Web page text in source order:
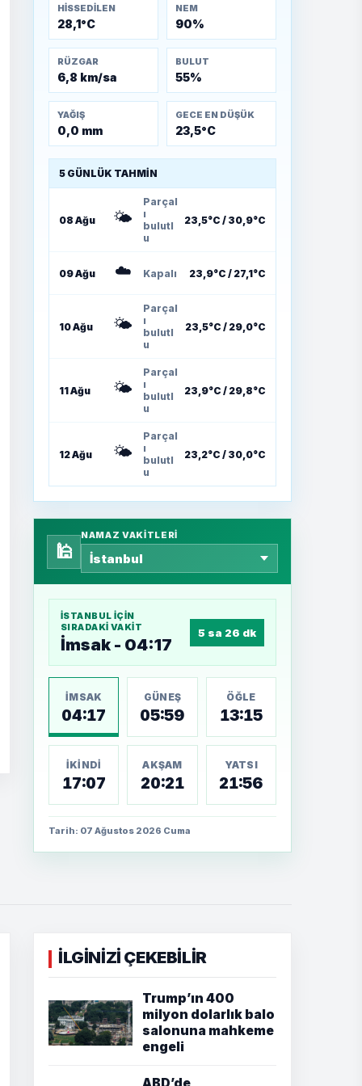
HISSEDILEN
28,1°C
NEM
90%
RÜZGAR
6,8 km/sa
BULUT
55%
YAĞIŞ
0,0 mm
GECE EN DÜŞÜK
23,5°C
5 GÜNLÜK TAHMIN
08 Ağu 🌤️
Parçal
ı
bulutl
u
23,5°C / 30,9°C
09 Ağu ☁️ Kapalı 23,9°C / 27,1°C
10 Ağu 🌤️
Parçal
ı
bulutl
u
23,5°C / 29,0°C
11 Ağu 🌤️
Parçal
ı
bulutl
u
23,9°C / 29,8°C
12 Ağu 🌤️
Parçal
ı
bulutl
u
23,2°C / 30,0°C
🕌
NAMAZ VAKITLERI
İSTANBUL IÇIN
SIRADAKI VAKIT
İmsak - 04:17
5 sa 26 dk
İMSAK
04:17
GÜNEŞ
05:59
ÖĞLE
13:15
İKINDI
17:07
AKŞAM
20:21
YATSI
21:56
Tarih: 07 Ağustos 2026 Cuma
İLGİNİZİ ÇEKEBİLİR
Trump’ın 400
milyon dolarlık balo
salonuna mahkeme
engeli